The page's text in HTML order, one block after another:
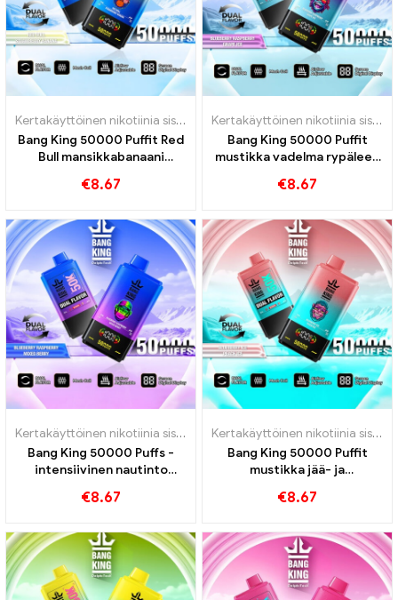
Kertakäyttöinen nikotiinia sisältävä sähkötupakka ,Kertakäyttöiset
Bang King 50000 Puffit Red
Bull mansikkabanaani
€8.67
Kertakäyttöinen nikotiinia sisältävä sähkötupakka
Bang King 50000 Puffit
mustikka vadelma rypäleen
nautintoon
€8.67
Kertakäyttöinen nikotiinia sisältävä sähkötupakka ,Kertakäyttöiset
Bang King 50000 Puffs -
intensiivinen nautinto
sekoitettujen marjojen
€8.67
Kertakäyttöinen nikotiinia sisältävä sähkötupakka
Bang King 50000 Puffit
mustikka jää- ja
Junat
€8.67